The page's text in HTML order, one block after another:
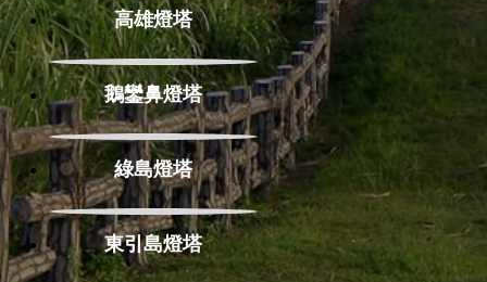
高雄燈塔
鵝鑾鼻燈塔
綠島燈塔
東引島燈塔